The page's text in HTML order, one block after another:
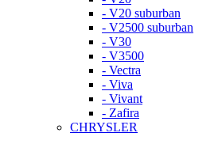
- V20 suburban
- V2500 suburban
- V30
- V3500
- Vectra
- Viva
- Vivant
- Zafira
CHRYSLER